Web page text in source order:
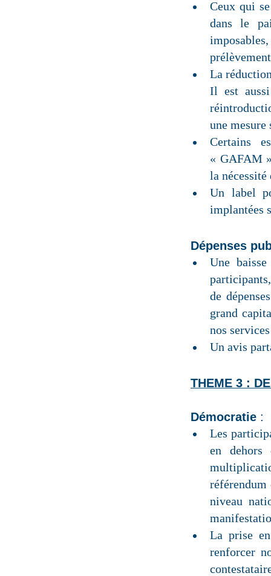
Ceux qui
dans le
La
Il est
une
Certains
« GAFAM
la
Un label
implantées
Dépenses
Une
de
grand
nos
Un avis
THEME 3 :
Démocratie :
Les
en dehors
référendum
niveau
La prise
renforcer